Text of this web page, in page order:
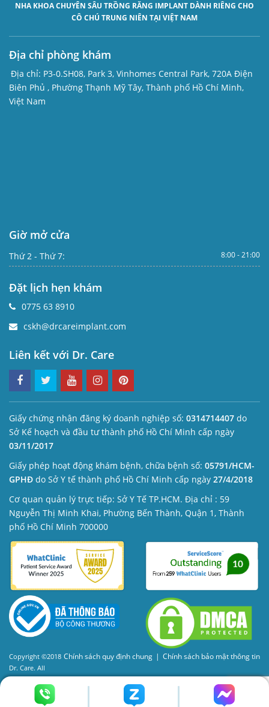
NHA KHOA CHUYÊN SÂU TRỒNG RĂNG IMPLANT DÀNH RIÊNG CHO
CÔ CHÚ TRUNG NIÊN TẠI VIỆT NAM
Địa chỉ phòng khám
Địa chỉ: P3-0.SH08, Park 3, Vinhomes Central Park, 720A Điện
Biên Phủ , Phường Thạnh Mỹ Tây, Thành phố Hồ Chí Minh,
Việt Nam
Giờ mở cửa
Thứ 2 - Thứ 7: 8:00 - 21:00
Đặt lịch hẹn khám
0775 63 8910
cskh@drcareimplant.com
Liên kết với Dr. Care
Giấy chứng nhận đăng ký doanh nghiệp số: 0314714407 do
Sở Kế hoạch và đầu tư thành phố Hồ Chí Minh cấp ngày
03/11/2017
Giấy phép hoạt động khám bệnh, chữa bệnh số: 05791/HCM-
GPHĐ do Sở Y tế thành phố Hồ Chí Minh cấp ngày 27/4/2018
Cơ quan quản lý trực tiếp: Sở Y Tế TP.HCM. Địa chỉ : 59
Nguyễn Thị Minh Khai, Phường Bến Thành, Quận 1, Thành
phố Hồ Chí Minh 700000
Chính sách quy định chung | Chính sách bảo mật thông tin
Copyright ©2018
Dr. Care. All
Rights Reserved